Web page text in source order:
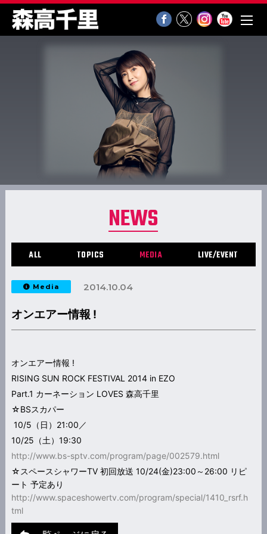
NEWS
ALL TOPICS MEDIA LIVE/EVENT
Media 2014.10.04
オンエアー情報 !
オンエアー情報 !
RISING SUN ROCK FESTIVAL 2014 in EZO
Part.1 カーネーション LOVES 森高千里
☆BSスカパー
10/5（日）21:00／
10/25（土）19:30
http://www.bs-sptv.com/program/page/002579.html
☆スペースシャワーTV 初回放送 10/24(金)23:00～26:00 リピ
ート 予定あり
http://www.spaceshowertv.com/program/special/1410_rsrf.h
tml